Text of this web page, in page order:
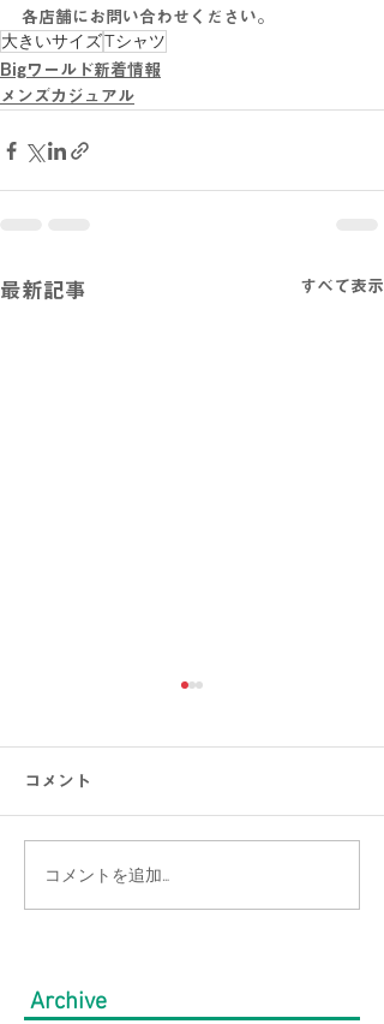
各店舗にお問い合わせください。
大きいサイズTシャツ
Bigワールド新着情報
メンズカジュアル
最新記事 すべて表示
【猛暑でもひんやり】ま
特集｜メンズ
コメント
コメントを追加…
Archive